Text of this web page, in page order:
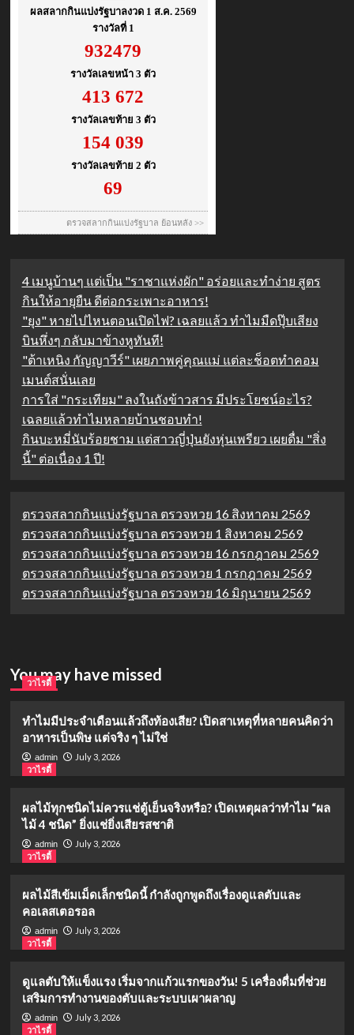
4 เมนูบ้านๆ แต่เป็น "ราชาแห่งผัก" อร่อยและทำง่าย สูตร
กินให้อายุยืน ดีต่อกระเพาะอาหาร!
"ยุง" หายไปไหนตอนเปิดไฟ? เฉลยแล้ว ทำไมมืดปุ๊บเสียง
บินหึ่งๆ กลับมาข้างหูทันที!
"ต้าเหนิง กัญญาวีร์" เผยภาพคู่คุณแม่ แต่ละช็อตทำคอม
เมนต์สนั่นเลย
การใส่ "กระเทียม" ลงในถังข้าวสาร มีประโยชน์อะไร?
เฉลยแล้วทำไมหลายบ้านชอบทำ!
กินบะหมี่นับร้อยชาม แต่สาวญี่ปุ่นยังหุ่นเพรียว เผยดื่ม "สิ่ง
นี้" ต่อเนื่อง 1 ปี!
ตรวจสลากกินแบ่งรัฐบาล ตรวจหวย 16 สิงหาคม 2569
ตรวจสลากกินแบ่งรัฐบาล ตรวจหวย 1 สิงหาคม 2569
ตรวจสลากกินแบ่งรัฐบาล ตรวจหวย 16 กรกฎาคม 2569
ตรวจสลากกินแบ่งรัฐบาล ตรวจหวย 1 กรกฎาคม 2569
ตรวจสลากกินแบ่งรัฐบาล ตรวจหวย 16 มิถุนายน 2569
You may have missed
วาไรตี้
ทำไมมีประจำเดือนแล้วถึงท้องเสีย? เปิดสาเหตุที่หลายคนคิดว่า
อาหารเป็นพิษ แต่จริง ๆ ไม่ใช่
admin
July 3, 2026
วาไรตี้
ผลไม้ทุกชนิดไม่ควรแช่ตู้เย็นจริงหรือ? เปิดเหตุผลว่าทำไม “ผล
ไม้ 4 ชนิด” ยิ่งแช่ยิ่งเสียรสชาติ
admin
July 3, 2026
วาไรตี้
ผลไม้สีเข้มเม็ดเล็กชนิดนี้ กำลังถูกพูดถึงเรื่องดูแลตับและ
คอเลสเตอรอล
admin
July 3, 2026
วาไรตี้
ดูแลตับให้แข็งแรง เริ่มจากแก้วแรกของวัน! 5 เครื่องดื่มที่ช่วย
เสริมการทำงานของตับและระบบเผาผลาญ
admin
July 3, 2026
วาไรตี้